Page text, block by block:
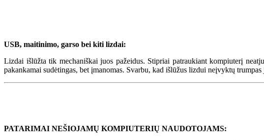
USB, maitinimo, garso bei kiti lizdai:
Lizdai išlūžta tik mechaniškai juos pažeidus. Stipriai patraukiant kompiuterį
pakankamai sudėtingas, bet įmanomas. Svarbu, kad išlūžus lizdui neįvyktų
PATARIMAI NEŠIOJAMŲ KOMPIUTERIŲ NAUDOTOJAMS: